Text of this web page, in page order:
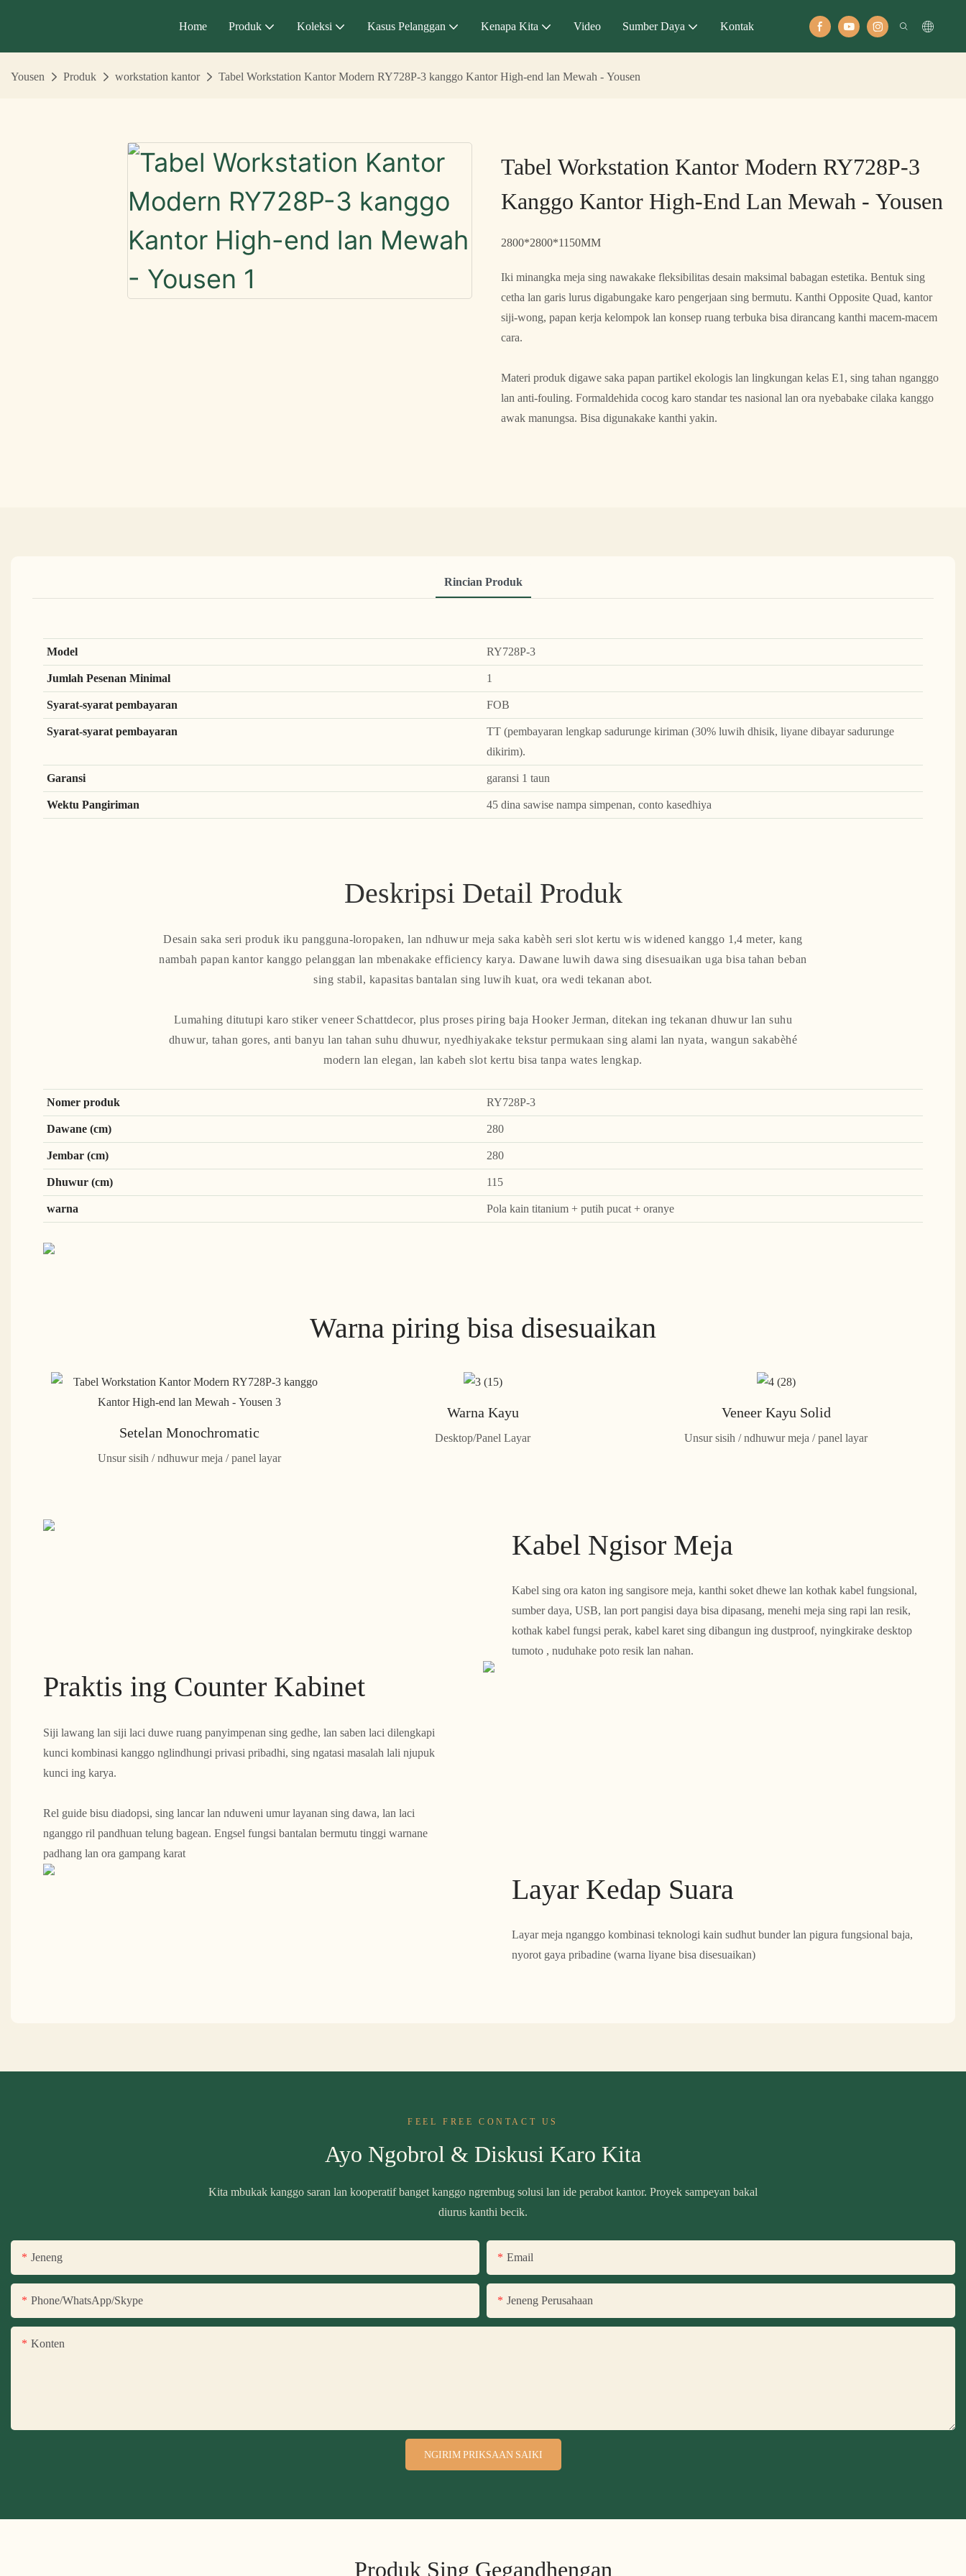
Home Produk Koleksi Kasus Pelanggan Kenapa Kita Video Sumber Daya Kontak
Yousen Produk workstation kantor Tabel Workstation Kantor Modern RY728P-3 kanggo Kantor High-end lan Mewah - Yousen
Tabel Workstation Kantor Modern RY728P-3
Kanggo Kantor High-End Lan Mewah - Yousen
2800*2800*1150MM
Iki minangka meja sing nawakake fleksibilitas desain maksimal babagan estetika. Bentuk sing
cetha lan garis lurus digabungake karo pengerjaan sing bermutu. Kanthi Opposite Quad, kantor
siji-wong, papan kerja kelompok lan konsep ruang terbuka bisa dirancang kanthi macem-macem
cara.
Materi produk digawe saka papan partikel ekologis lan lingkungan kelas E1, sing tahan nganggo
lan anti-fouling. Formaldehida cocog karo standar tes nasional lan ora nyebabake cilaka kanggo
awak manungsa. Bisa digunakake kanthi yakin.
Rincian Produk
Model
RY728P-3
Jumlah Pesenan Minimal
1
Syarat-syarat pembayaran
FOB
Syarat-syarat pembayaran
TT (pembayaran lengkap sadurunge kiriman (30% luwih dhisik, liyane dibayar sadurunge
dikirim).
Garansi
garansi 1 taun
Wektu Pangiriman
45 dina sawise nampa simpenan, conto kasedhiya
Deskripsi Detail Produk
Desain saka seri produk iku pangguna-loropaken, lan ndhuwur meja saka kabèh seri slot kertu wis widened kanggo 1,4 meter, kang
nambah papan kantor kanggo pelanggan lan mbenakake efficiency karya. Dawane luwih dawa sing disesuaikan uga bisa tahan beban
sing stabil, kapasitas bantalan sing luwih kuat, ora wedi tekanan abot.
Lumahing ditutupi karo stiker veneer Schattdecor, plus proses piring baja Hooker Jerman, ditekan ing tekanan dhuwur lan suhu
dhuwur, tahan gores, anti banyu lan tahan suhu dhuwur, nyedhiyakake tekstur permukaan sing alami lan nyata, wangun sakabèhé
modern lan elegan, lan kabeh slot kertu bisa tanpa wates lengkap.
Nomer produk
RY728P-3
Dawane (cm)
280
Jembar (cm)
280
Dhuwur (cm)
115
warna
Pola kain titanium + putih pucat + oranye
Warna piring bisa disesuaikan
Setelan Monochromatic
Unsur sisih / ndhuwur meja / panel layar
Warna Kayu
Desktop/Panel Layar
Veneer Kayu Solid
Unsur sisih / ndhuwur meja / panel layar
Kabel Ngisor Meja
Kabel sing ora katon ing sangisore meja, kanthi soket dhewe lan kothak kabel fungsional,
sumber daya, USB, lan port pangisi daya bisa dipasang, menehi meja sing rapi lan resik,
kothak kabel fungsi perak, kabel karet sing dibangun ing dustproof, nyingkirake desktop
tumoto , nuduhake poto resik lan nahan.
Praktis ing Counter Kabinet
Siji lawang lan siji laci duwe ruang panyimpenan sing gedhe, lan saben laci dilengkapi
kunci kombinasi kanggo nglindhungi privasi pribadhi, sing ngatasi masalah lali njupuk
kunci ing karya.
Rel guide bisu diadopsi, sing lancar lan nduweni umur layanan sing dawa, lan laci
nganggo ril pandhuan telung bagean. Engsel fungsi bantalan bermutu tinggi warnane
padhang lan ora gampang karat
Layar Kedap Suara
Layar meja nganggo kombinasi teknologi kain sudhut bunder lan pigura fungsional baja,
nyorot gaya pribadine (warna liyane bisa disesuaikan)
FEEL FREE CONTACT US
Ayo Ngobrol & Diskusi Karo Kita
Kita mbukak kanggo saran lan kooperatif banget kanggo ngrembug solusi lan ide perabot kantor. Proyek sampeyan bakal
diurus kanthi becik.
Jeneng Email
Phone/WhatsApp/Skype Jeneng Perusahaan
Konten
NGIRIM PRIKSAAN SAIKI
Produk Sing Gegandhengan